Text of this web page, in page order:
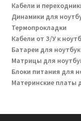
Кабели и
Динамики для
Термопрокладки
Кабели от З/У к
Батареи для
Матрицы для
Блоки питания для
Материнские платы